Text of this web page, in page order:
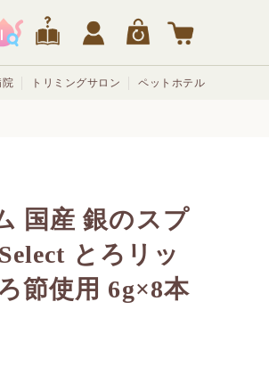
院 トリミングサロン ペットホテル
国産 銀のスプ
とろリッ
節使用 6g×8本